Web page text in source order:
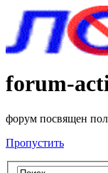
forum-
форум посвящен
Пропустить